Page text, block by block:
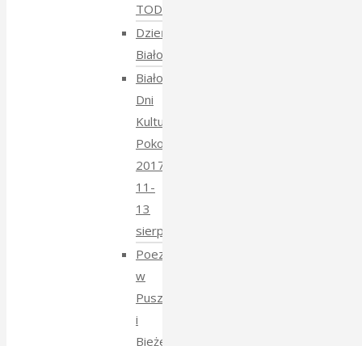
TODARA
Dzień
Białoruski
Białowieskie
Dni
Kultury
Pokoju
2017
11-
13
sierpnia
Poezja
w
Puszczy
i
Bieżeństwo